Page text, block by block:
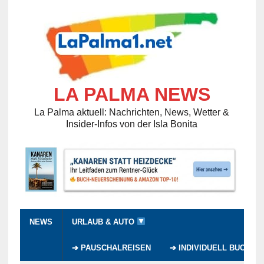
LA PALMA NEWS
La Palma aktuell: Nachrichten, News, Wetter &
Insider-Infos von der Isla Bonita
NEWS URLAUB & AUTO
➔ PAUSCHALREISEN ➔ INDIVIDUELL BUCHEN